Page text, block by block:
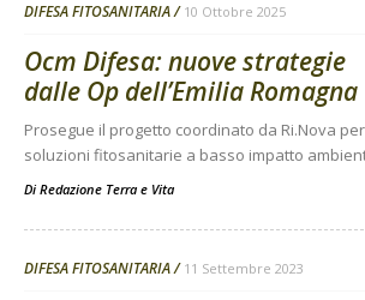
DIFESA FITOSANITARIA 10 Ottobre 2025
Ocm Difesa: nuove strategie
dalle Op dell’Emilia Romagna
Prosegue il progetto coordinato da Ri.Nova
soluzioni fitosanitarie a basso impatto
Di Redazione Terra e Vita
DIFESA FITOSANITARIA 11 Settembre 2023